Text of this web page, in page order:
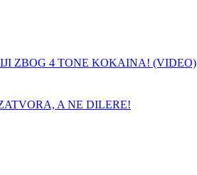
ZBOG 4 TONE KOKAINA! (VIDEO)
A NE DILERE!